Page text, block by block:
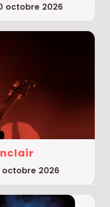
octobre 2026
octobre 2026